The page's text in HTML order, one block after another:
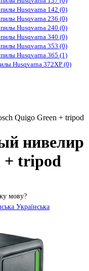
Husqvarna 142 (0)
Husqvarna 236 (0)
Husqvarna 240 (0)
Husqvarna 340 (0)
Husqvarna 353 (0)
Husqvarna 365 (1)
Husqvarna 372XP (0)
Quigo Green + tripod
нивелир
+ tripod
мову?
Українська